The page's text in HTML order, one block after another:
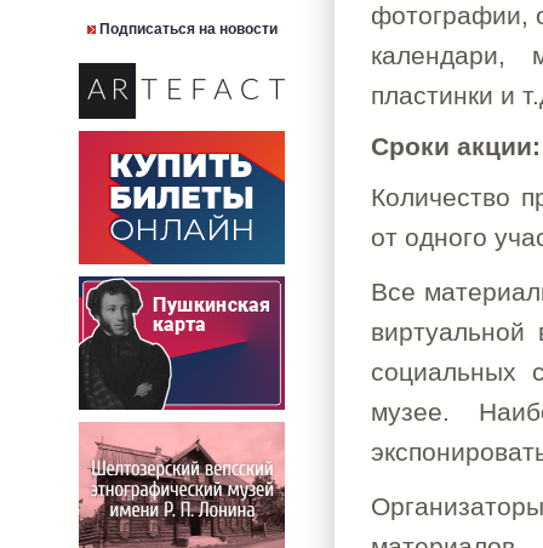
Подписаться на новости
фотографии,
календари,
пластинки и
Сроки акции:
Количество
от одного
Все
социальных
музее.